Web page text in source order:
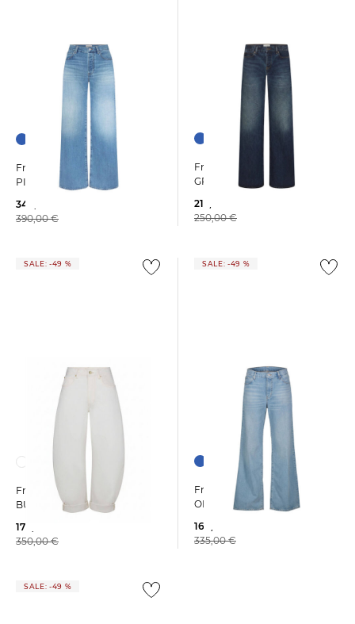
Frame | Damen Jeans THE
PIXIE OFF DUTY Loose
349,25 €
390,00 €
Frame | Damen Jeans THE
GRAY Relaxed Bootcut
213,25 €
250,00 €
SALE: -49 %
Frame | Damen Jeans THE
BUBBLE Relaxed Fit
179,99 €
350,00 €
SALE: -49 %
Frame | Damen Jeans THE
OFF DUTY Wide Leg
169,99 €
335,00 €
SALE: -49 %